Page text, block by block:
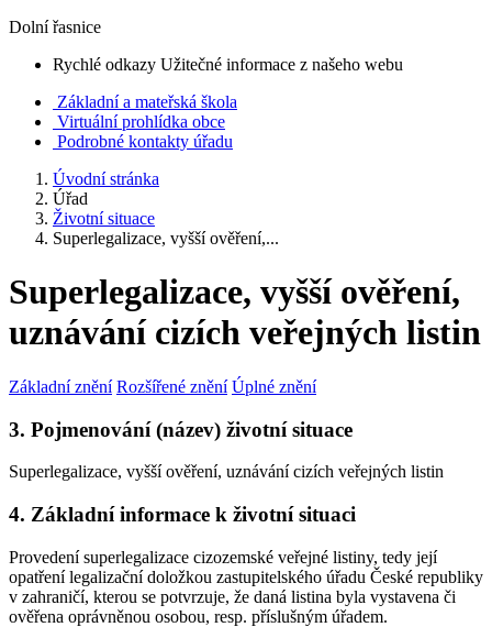
Dolní řasnice
Rychlé odkazy Užitečné informace z našeho webu
Základní a mateřská škola
Virtuální prohlídka obce
Podrobné kontakty úřadu
Úvodní stránka
Úřad
Životní situace
Superlegalizace, vyšší ověření,...
Superlegalizace, vyšší ověření,
uznávání cizích veřejných listin
Základní znění Rozšířené znění Úplné znění
3. Pojmenování (název) životní situace
Superlegalizace, vyšší ověření, uznávání cizích veřejných listin
4. Základní informace k životní situaci
Provedení superlegalizace cizozemské veřejné listiny, tedy její
opatření legalizační doložkou zastupitelského úřadu České republiky
v zahraničí, kterou se potvrzuje, že daná listina byla vystavena či
ověřena oprávněnou osobou, resp. příslušným úřadem.